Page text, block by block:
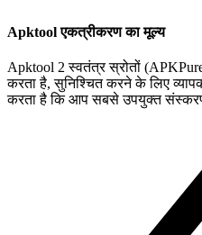
Apktool एकत्रीकरण का मूल्य
Apktool 2 स्वतंत्र स्रोतों
करता है, सुनिश्चित करने के लिए
करता है कि आप सबसे उपयुक्त